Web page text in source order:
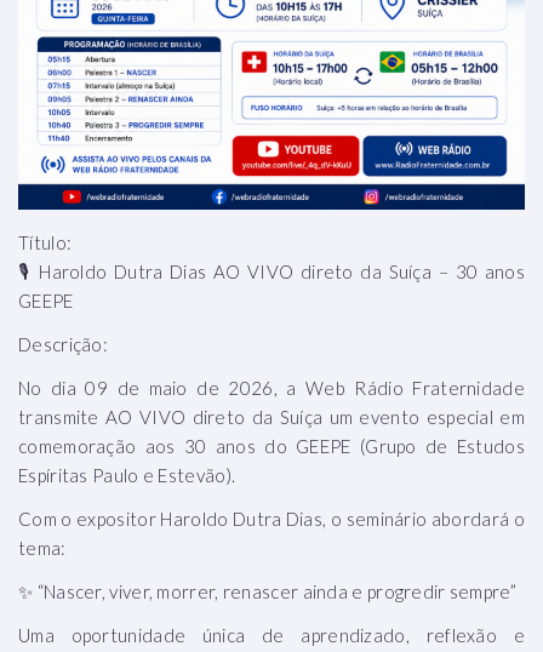
Título:
🎙️ Haroldo Dutra Dias AO VIVO direto da Suíça – 30 anos
GEEPE
Descrição:
No dia 09 de maio de 2026, a Web Rádio Fraternidade
transmite AO VIVO direto da Suíça um evento especial em
comemoração aos 30 anos do GEEPE (Grupo de Estudos
Espíritas Paulo e Estevão).
Com o expositor Haroldo Dutra Dias, o seminário abordará o
tema:
✨ “Nascer, viver, morrer, renascer ainda e progredir sempre”
Uma oportunidade única de aprendizado, reflexão e